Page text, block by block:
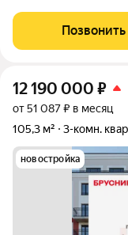
Квартира угловая,
в тeчeниe дня.
Позвонить
12 190 000 ₽
от 51 087 ₽ в месяц
105,3 м²
3-комн.
новостройка